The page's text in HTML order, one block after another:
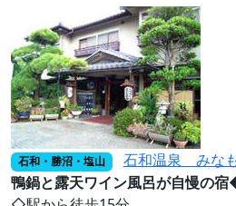
石和・勝沼・塩山
石和温泉 みな
鴨鍋と露天ワイン風呂が自慢の